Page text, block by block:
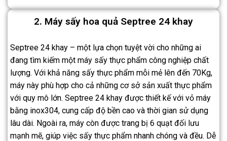
2. Máy sấy hoa quả Septree 24 khay
Septree 24 khay – một lựa chọn tuyệt vời cho những ai
đang tìm kiếm một máy sấy thực phẩm công nghiệp chất
lượng. Với khả năng sấy thực phẩm mỗi mẻ lên đến 70Kg,
máy này phù hợp cho cả những cơ sở sản xuất thực phẩm
với quy mô lớn. Septree 24 khay được thiết kế với vỏ máy
bằng inox304, cung cấp độ bền cao và thời gian sử dụng
lâu dài. Ngoài ra, máy còn được trang bị 6 quạt đối lưu
mạnh mẽ, giúp việc sấy thực phẩm nhanh chóng và đều. Dễ